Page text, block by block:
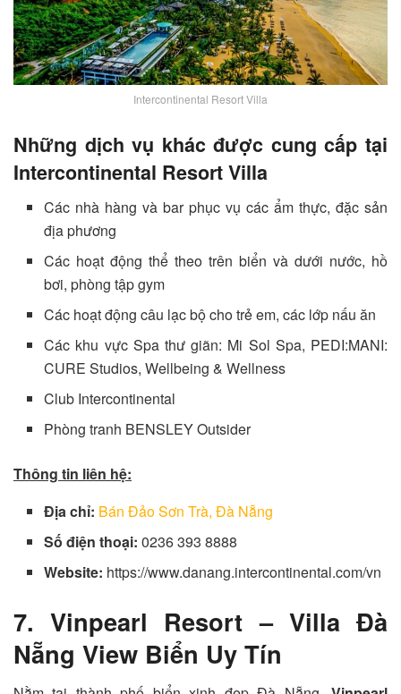
Intercontinental Resort Villa
Những dịch vụ khác được cung cấp tại
Intercontinental Resort Villa
Các nhà hàng và bar phục vụ các ẩm thực, đặc sản
địa phương
Các hoạt động thể theo trên biển và dưới nước, hồ
bơi, phòng tập gym
Các hoạt động câu lạc bộ cho trẻ em, các lớp nấu ăn
Các khu vực Spa thư giãn: Mi Sol Spa, PEDI:MANI:
CURE Studios, Wellbeing & Wellness
Club Intercontinental
Phòng tranh BENSLEY Outsider
Thông tin liên hệ:
Địa chỉ: Bán Đảo Sơn Trà, Đà Nẵng
Số điện thoại: 0236 393 8888
Website: https://www.danang.intercontinental.com/vn
7. Vinpearl Resort – Villa Đà
Nẵng View Biển Uy Tín